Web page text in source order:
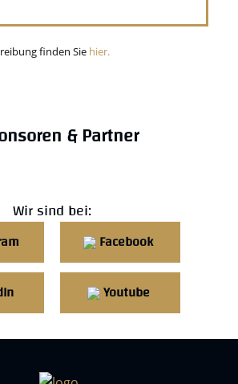
finden Sie hier.
& Partner
Wir sind bei:
Facebook
Youtube